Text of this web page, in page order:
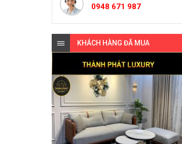
0948 671 987
KHÁCH HÀNG ĐÃ MUA